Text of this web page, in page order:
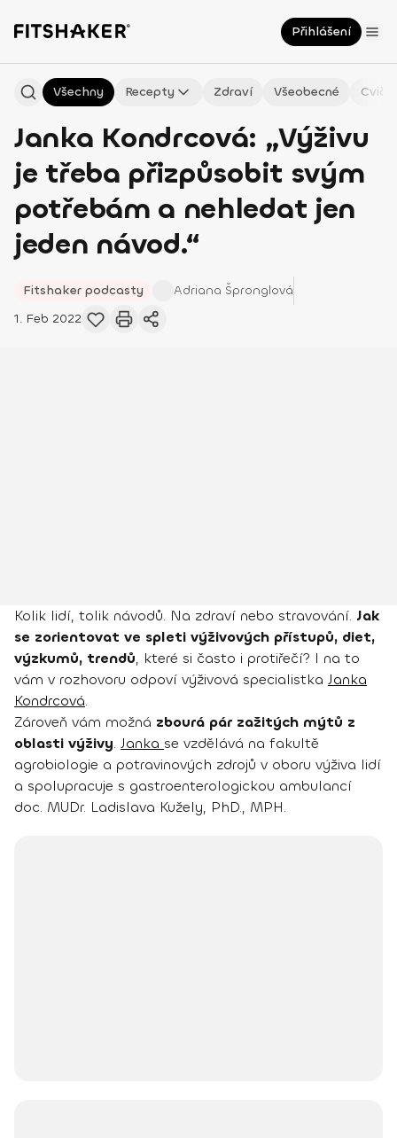
Přihlášení
Všechny Recepty Zdraví Všeobecné
Janka Kondrcová: „Výživu
je třeba přizpůsobit svým
potřebám a nehledat jen
jeden návod.“
Fitshaker podcasty Adriana Špronglová
1. Feb 2022
Kolik lidí, tolik návodů. Na zdraví nebo stravování. Jak
se zorientovat ve spleti výživových přístupů, diet,
výzkumů, trendů, které si často i protiřečí? I na to
vám v rozhovoru odpoví výživová specialistka Janka
Kondrcová.
Zároveň vám možná zbourá pár zažitých mýtů z
oblasti výživy. Janka se vzdělává na fakultě
agrobiologie a potravinových zdrojů v oboru výživa lidí
a spolupracuje s gastroenterologickou ambulancí
doc. MUDr. Ladislava Kužely, PhD., MPH.